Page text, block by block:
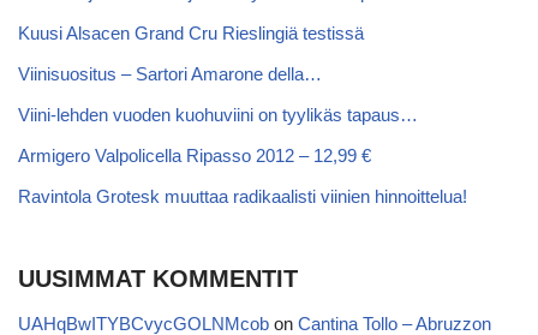
Kuusi Alsacen Grand Cru Rieslingiä testissä
Viinisuositus – Sartori Amarone della…
Viini-lehden vuoden kuohuviini on tyylikäs tapaus…
Armigero Valpolicella Ripasso 2012 – 12,99 €
Ravintola Grotesk muuttaa radikaalisti viinien hinnoittelua!
UUSIMMAT KOMMENTIT
UAHqBwITYBCvycGOLNMcob on Cantina Tollo – Abruzzon